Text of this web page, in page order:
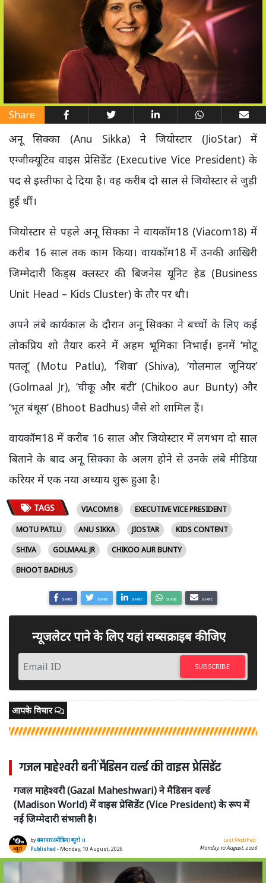
Share
अनू सिक्का (Anu Sikka) ने जियोस्टार (JioStar) में
एग्जीक्यूटिव वाइस प्रेसिडेंट (Executive Vice President) के
पद से इस्तीफा दे दिया है। वह करीब दो साल से जियोस्टार से जुड़ी
हुई थीं।
जियोस्टार से पहले अनू सिक्का ने वायकॉम18 (Viacom18) में
करीब 16 साल तक काम किया। वायकॉम18 में उनकी आखिरी
जिम्मेदारी किड्स क्लस्टर की बिजनेस यूनिट हेड (Business
Unit Head – Kids Cluster) के तौर पर थी।
अपने लंबे कार्यकाल के दौरान अनू सिक्का ने बच्चों के लिए कई
लोकप्रिय शो तैयार करने में अहम भूमिका निभाई। इनमें ‘मोटू
पतलू’ (Motu Patlu), ‘शिवा’ (Shiva), ‘गोलमाल जूनियर’
(Golmaal Jr), ‘चीकू और बंटी’ (Chikoo aur Bunty) और
‘भूत बंधूस’ (Bhoot Badhus) जैसे शो शामिल हैं।
वायकॉम18 में करीब 16 साल और जियोस्टार में लगभग दो साल
बिताने के बाद अनू सिक्का के अलग होने से उनके लंबे मीडिया
करियर में एक नया अध्याय शुरू हुआ है।
TAGS VIACOM18
EXECUTIVE VICE PRESIDENT
MOTU PATLU
ANU SIKKA JIOSTAR
KIDS CONTENT
SHIVA
GOLMAAL JR
CHIKOO AUR BUNTY
BHOOT BADHUS
SHARE SHARE SHARE SHARE SHARE
न्यूजलेटर पाने के लिए यहां सब्सक्राइब कीजिए
SUBSCRIBE
आपके विचार
गजल माहेश्वरी बनीं मैडिसन वर्ल्ड की वाइस प्रेसिडेंट
गजल माहेश्वरी (Gazal Maheshwari) ने मैडिसन वर्ल्ड
(Madison World) में वाइस प्रेसिडेंट (Vice President) के रूप में
नई जिम्मेदारी संभाली है।
byसमाचार4मीडिया ब्यूरो ।।
Published- Monday, 10 August, 2026
Last Modified:
Monday, 10 August, 2026